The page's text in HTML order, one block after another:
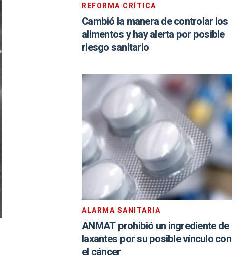
REFORMA CRÍTICA
Cambió la manera de controlar los
alimentos y hay alerta por posible
riesgo sanitario
ALARMA SANITARIA
ANMAT prohibió un ingrediente de
laxantes por su posible vínculo con